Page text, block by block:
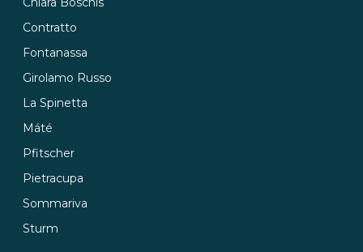
Contratto
Fontanassa
Girolamo Russo
La Spinetta
Máté
Pfitscher
Pietracupa
Sommariva
Sturm